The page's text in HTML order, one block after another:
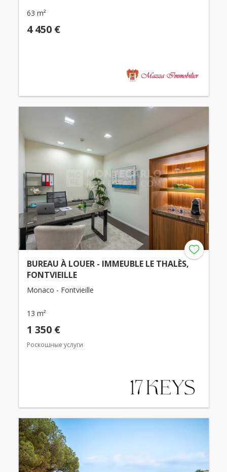
63 m²
4 450 €
BUREAU À LOUER - IMMEUBLE LE THALÈS,
FONTVIEILLE
Monaco - Fontvieille
13 m²
1 350 €
Роскошные услуги